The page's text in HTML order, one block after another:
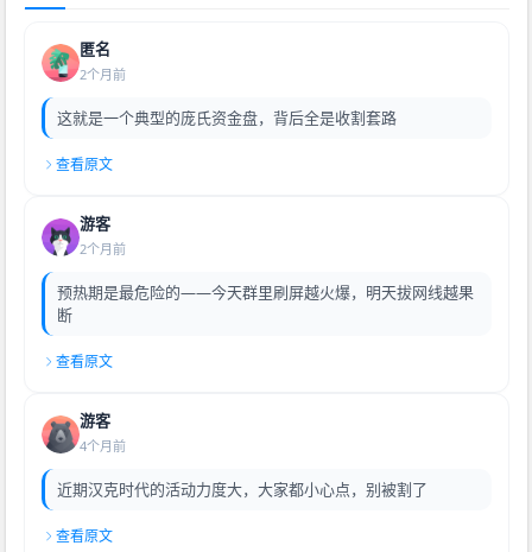
匿名
2个月前
这就是一个典型的庞氏资金盘，背后全是收割套路
查看原文
游客
2个月前
预热期是最危险的——今天群里刷屏越火爆，明天拔网线越果
断
查看原文
游客
4个月前
近期汉克时代的活动力度大，大家都小心点，别被割了
查看原文